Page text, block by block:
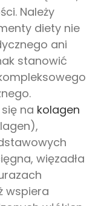
Należy
diety nie
ani
stanowić
na kolagen
więzadła
wspiera